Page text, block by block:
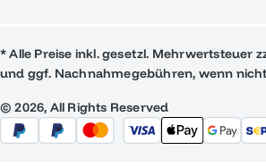
* Alle Preise inkl. gesetzl. Mehrwertsteuer
und ggf. Nachnahmegebühren, wenn
© 2026, All Rights Reserved